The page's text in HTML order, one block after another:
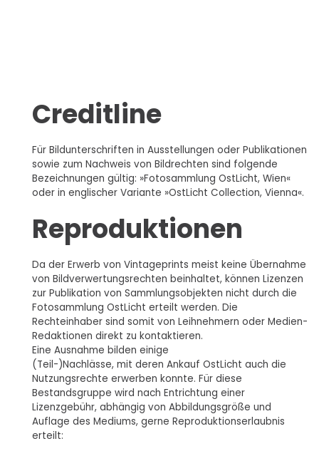
Creditline
Für Bildunterschriften in Ausstellungen oder Publikationen
sowie zum Nachweis von Bildrechten sind folgende
Bezeichnungen gültig: »Fotosammlung OstLicht, Wien«
oder in englischer Variante »OstLicht Collection, Vienna«.
Reproduktionen
Da der Erwerb von Vintageprints meist keine Übernahme
von Bildverwertungsrechten beinhaltet, können Lizenzen
zur Publikation von Sammlungsobjekten nicht durch die
Fotosammlung OstLicht erteilt werden. Die
Rechteinhaber sind somit von Leihnehmern oder Medien-
Redaktionen direkt zu kontaktieren.
Eine Ausnahme bilden einige
(Teil-)Nachlässe, mit deren Ankauf OstLicht auch die
Nutzungsrechte erwerben konnte. Für diese
Bestandsgruppe wird nach Entrichtung einer
Lizenzgebühr, abhängig von Abbildungsgröße und
Auflage des Mediums, gerne Reproduktionserlaubnis
erteilt: